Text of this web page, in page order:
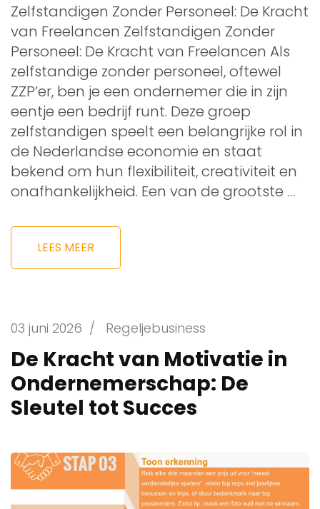
Zelfstandigen Zonder Personeel: De Kracht
van Freelancen Zelfstandigen Zonder
Personeel: De Kracht van Freelancen Als
zelfstandige zonder personeel, oftewel
ZZP’er, ben je een ondernemer die in zijn
eentje een bedrijf runt. Deze groep
zelfstandigen speelt een belangrijke rol in
de Nederlandse economie en staat
bekend om hun flexibiliteit, creativiteit en
onafhankelijkheid. Een van de grootste …
LEES MEER
03 juni 2026 / Regeljebusiness
De Kracht van Motivatie in
Ondernemerschap: De
Sleutel tot Succes